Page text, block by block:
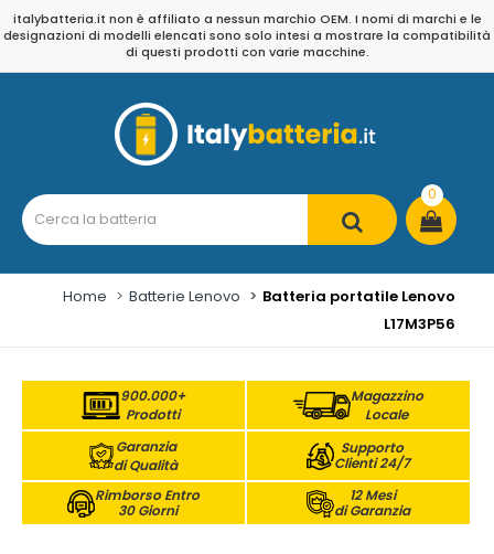
italybatteria.it non è affiliato a nessun marchio OEM. I nomi di marchi e le
designazioni di modelli elencati sono solo intesi a mostrare la compatibilità
di questi prodotti con varie macchine.
0
Home Batterie Lenovo
Batteria portatile Lenovo
L17M3P56
900.000+
Prodotti
Magazzino
Locale
Garanzia
di Qualità
Supporto
Clienti 24/7
Rimborso Entro
30 Giorni
12 Mesi
di Garanzia